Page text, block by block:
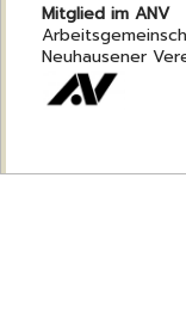
Mitglied im ANV
Neuhausener